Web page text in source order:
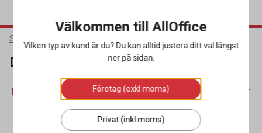
Städ & Hygien
Dammvippor
Dammvippor Doseringsutrustning (58)
SORTERA FILTRERA
Välkommen till AllOffice
Vilken typ av kund är du? Du kan alltid justera ditt val längst
ner på sidan.
Företag (exkl moms)
Privat (inkl moms)